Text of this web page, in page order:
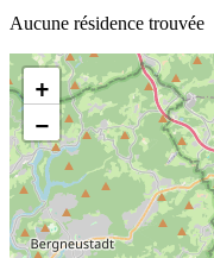
Aucune résidence trouvée
+
−